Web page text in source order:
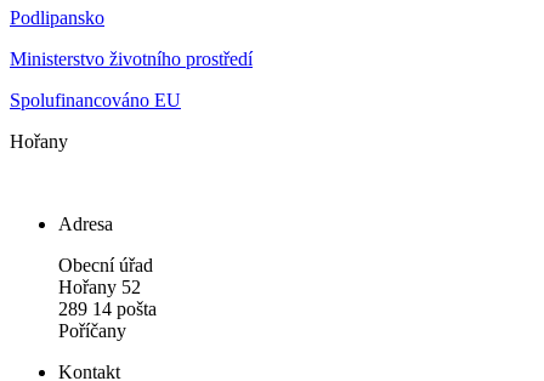
Podlipansko
Ministerstvo životního prostředí
Spolufinancováno EU
Hořany
Adresa
Obecní úřad
Hořany 52
289 14 pošta
Poříčany
Kontakt